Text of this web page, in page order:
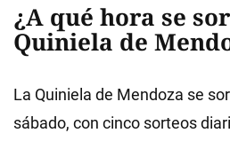
¿A qué hora se
Quiniela de
La Quiniela de Mendoza se
sábado, con cinco sorteos